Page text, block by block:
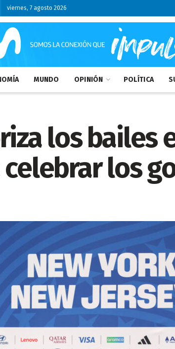
viernes, 7 agosto 2026
MUNDO OPINIÓN POLÍTICA
los bailes
los